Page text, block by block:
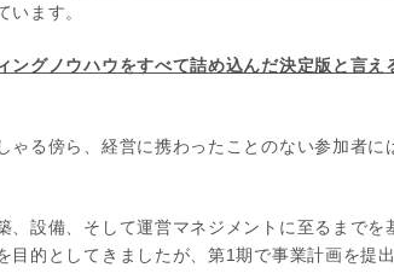
います。
グノウハウをすべて詰め込んだ決定版と言え
る傍ら、経営に携わったことのない参加者に
設備、そして運営マネジメントに至るまでを
的としてきましたが、第1期で事業計画を提